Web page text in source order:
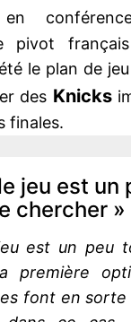
pivot
le plan de
des Knicks
finales.
jeu est un
chercher »
est un peu
première
font en